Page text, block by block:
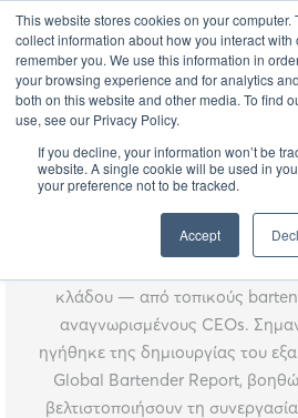
This website stores cookies on your computer.
collect information about how you interact
remember you. We use this information in
your browsing experience and for analytics
both on this website and other media. To find
use, see our Privacy Policy.
If you decline, your information won’t be
website. A single cookie will be used in
your preference not to be tracked.
Accept
Dylan
Ο Dylan Battick είναι Consumer
CGA by NIQ. Έχει χτίσει την
γνώσεις για επαγγελματίες
κλάδου — από τοπικούς
αναγνωρισμένους CEOs.
ηγήθηκε της δημιουργίας του
Global Bartender Report,
βελτιστοποιήσουν τη